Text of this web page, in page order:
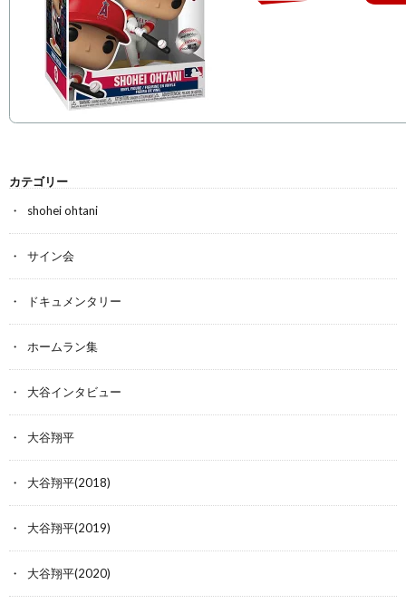
カテゴリー
shohei ohtani
サイン会
ドキュメンタリー
ホームラン集
大谷インタビュー
大谷翔平
大谷翔平(2018)
大谷翔平(2019)
大谷翔平(2020)